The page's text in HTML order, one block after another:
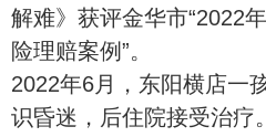
解难》获评金华市“2022
险理赔案例”。
2022年6月，东阳横店一
识昏迷，后住院接受治疗